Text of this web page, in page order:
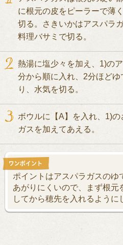
に根元の皮をピーラーで薄
切る。さきいかはアスパラ
料理バサミで切る。
熱湯に塩少々を加え、1)の
分から順に入れ、2分ほど
り、水気を切る。
ボウルに【A】を入れ、1)
ガスを加えてあえる。
ポイントはアスパラガスのゆ
あがりにくいので、まず根元
してから穂先を入れるように